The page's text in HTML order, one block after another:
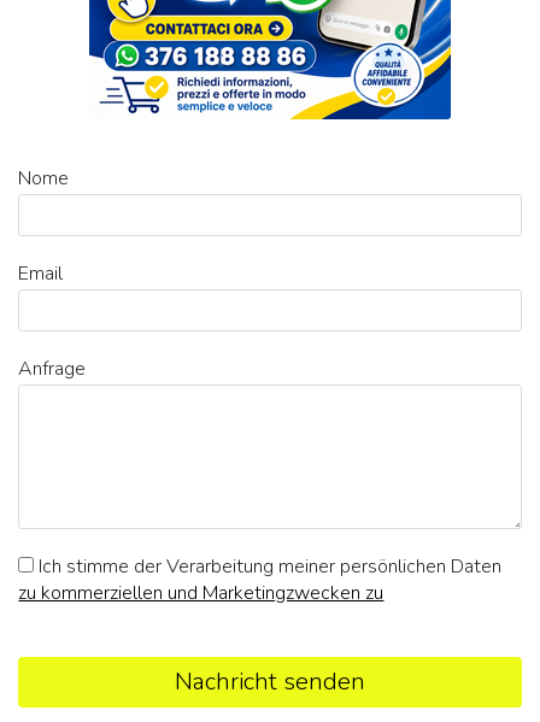
Nome
Email
Anfrage
Ich stimme der Verarbeitung meiner persönlichen Daten
zu kommerziellen und Marketingzwecken zu
Nachricht senden